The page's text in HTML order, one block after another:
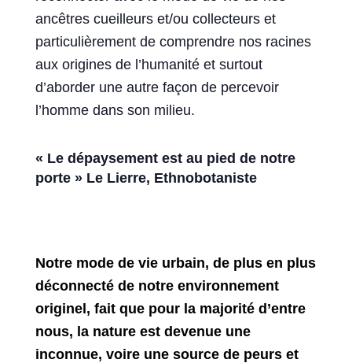
ancêtres cueilleurs et/ou collecteurs et
particulièrement de comprendre nos racines
aux origines de l’humanité et surtout
d’aborder une autre façon de percevoir
l’homme dans son milieu.
« Le dépaysement est au pied de notre
porte »Le Lierre, Ethnobotaniste
Notre mode de vie urbain, de plus en plus
déconnecté de notre environnement
originel, fait que pour la majorité d’entre
nous, la nature est devenue une
inconnue, voire une source de peurs et